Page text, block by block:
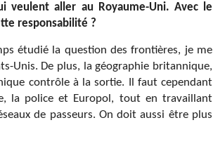
veulent aller au Royaume-Uni. Avec le
responsabilité ?
étudié la question des frontières, je me
Unis. De plus, la géographie britannique,
contrôle à la sortie. Il faut cependant
la police et Europol, tout en travaillant
de passeurs. On doit aussi être plus